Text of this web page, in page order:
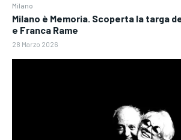
Milano
Milano è Memoria. Scoperta la targa
e Franca Rame
28 Marzo 2026